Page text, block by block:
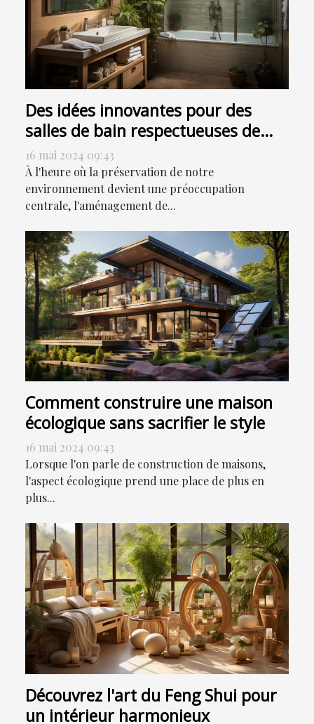
Des idées innovantes pour des
salles de bain respectueuses de
l'environnement
16 mai 2024 09:43
À l'heure où la préservation de notre
environnement devient une préoccupation
centrale, l'aménagement de...
Comment construire une maison
écologique sans sacrifier le style
16 mai 2024 09:43
Lorsque l'on parle de construction de maisons,
l'aspect écologique prend une place de plus en
plus...
Découvrez l'art du Feng Shui pour
un intérieur harmonieux